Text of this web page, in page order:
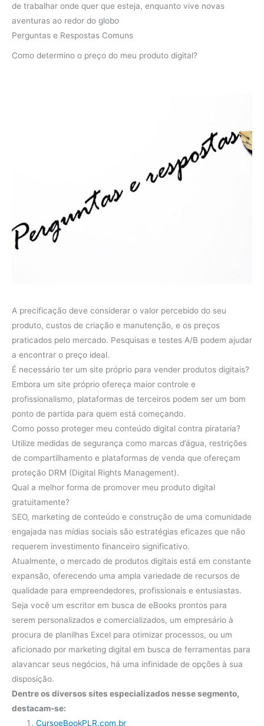
de trabalhar onde quer que esteja, enquanto vive novas
aventuras ao redor do globo
Perguntas e Respostas Comuns
Como determino o preço do meu produto digital?
A precificação deve considerar o valor percebido do seu
produto, custos de criação e manutenção, e os preços
praticados pelo mercado. Pesquisas e testes A/B podem ajudar
a encontrar o preço ideal.
É necessário ter um site próprio para vender produtos digitais?
Embora um site próprio ofereça maior controle e
profissionalismo, plataformas de terceiros podem ser um bom
ponto de partida para quem está começando.
Como posso proteger meu conteúdo digital contra pirataria?
Utilize medidas de segurança como marcas d’água, restrições
de compartilhamento e plataformas de venda que ofereçam
proteção DRM (Digital Rights Management).
Qual a melhor forma de promover meu produto digital
gratuitamente?
SEO, marketing de conteúdo e construção de uma comunidade
engajada nas mídias sociais são estratégias eficazes que não
requerem investimento financeiro significativo.
Atualmente, o mercado de produtos digitais está em constante
expansão, oferecendo uma ampla variedade de recursos de
qualidade para empreendedores, profissionais e entusiastas.
Seja você um escritor em busca de eBooks prontos para
serem personalizados e comercializados, um empresário à
procura de planilhas Excel para otimizar processos, ou um
aficionado por marketing digital em busca de ferramentas para
alavancar seus negócios, há uma infinidade de opções à sua
disposição.
Dentre os diversos sites especializados nesse segmento,
destacam-se:
CursoeBookPLR.com.br